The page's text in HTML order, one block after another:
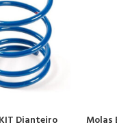
Dianteiro Molas